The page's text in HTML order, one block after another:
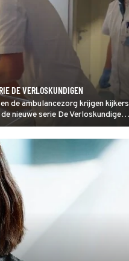
DE VERLOSKUNDIGEN
de ambulancezorg krijgen kijkers
nieuwe serie De Verloskundigen